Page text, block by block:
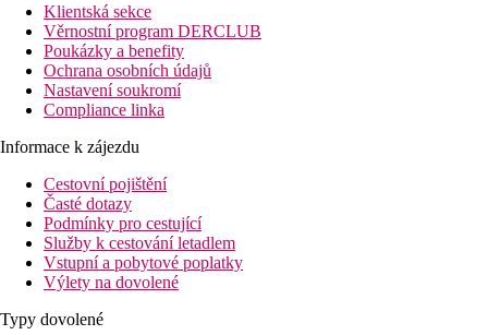
Klientská sekce
Věrnostní program DERCLUB
Poukázky a benefity
Ochrana osobních údajů
Nastavení soukromí
Compliance linka
Informace k zájezdu
Cestovní pojištění
Časté dotazy
Podmínky pro cestující
Služby k cestování letadlem
Vstupní a pobytové poplatky
Výlety na dovolené
Typy dovolené